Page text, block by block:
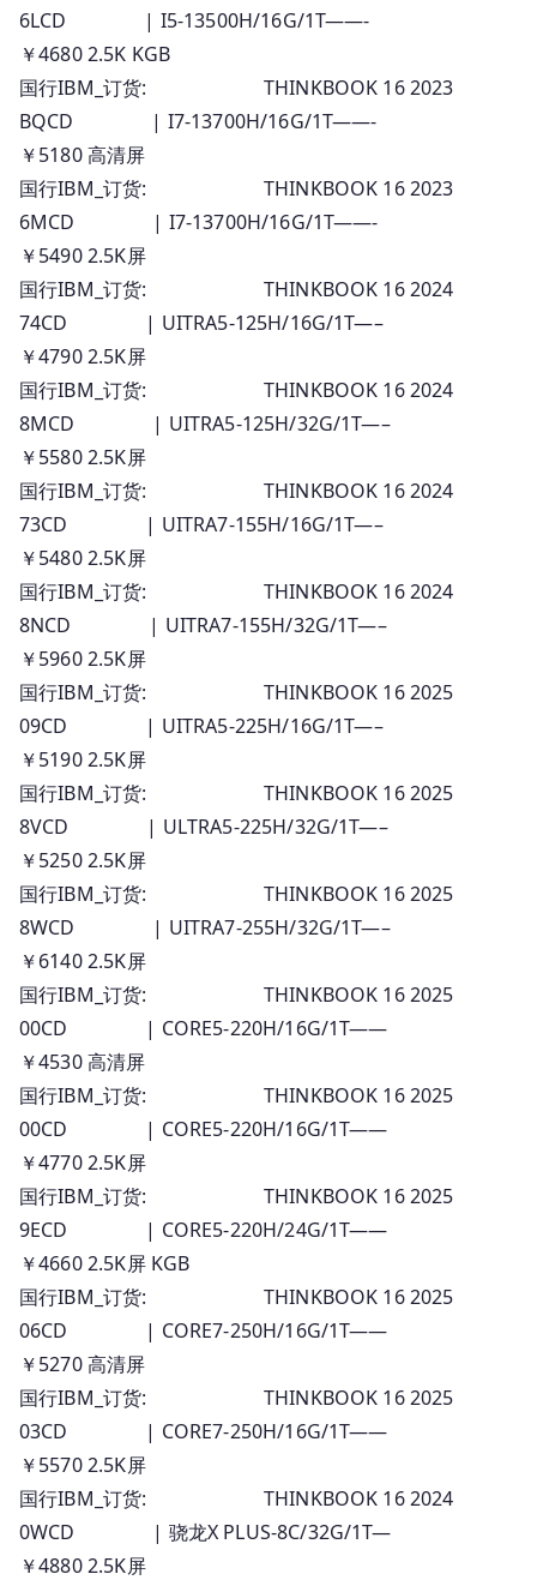
6LCD | I5-13500H/16G/1T——-
￥4680 2.5K KGB
国行IBM_订货: THINKBOOK 16 2023
BQCD | I7-13700H/16G/1T——-
￥5180 高清屏
国行IBM_订货: THINKBOOK 16 2023
6MCD | I7-13700H/16G/1T——-
￥5490 2.5K屏
国行IBM_订货: THINKBOOK 16 2024
74CD | UITRA5-125H/16G/1T—–
￥4790 2.5K屏
国行IBM_订货: THINKBOOK 16 2024
8MCD | UITRA5-125H/32G/1T—–
￥5580 2.5K屏
国行IBM_订货: THINKBOOK 16 2024
73CD | UITRA7-155H/16G/1T—–
￥5480 2.5K屏
国行IBM_订货: THINKBOOK 16 2024
8NCD | UITRA7-155H/32G/1T—–
￥5960 2.5K屏
国行IBM_订货: THINKBOOK 16 2025
09CD | UITRA5-225H/16G/1T—–
￥5190 2.5K屏
国行IBM_订货: THINKBOOK 16 2025
8VCD | ULTRA5-225H/32G/1T—–
￥5250 2.5K屏
国行IBM_订货: THINKBOOK 16 2025
8WCD | UITRA7-255H/32G/1T—–
￥6140 2.5K屏
国行IBM_订货: THINKBOOK 16 2025
00CD | CORE5-220H/16G/1T——
￥4530 高清屏
国行IBM_订货: THINKBOOK 16 2025
00CD | CORE5-220H/16G/1T——
￥4770 2.5K屏
国行IBM_订货: THINKBOOK 16 2025
9ECD | CORE5-220H/24G/1T——
￥4660 2.5K屏 KGB
国行IBM_订货: THINKBOOK 16 2025
06CD | CORE7-250H/16G/1T——
￥5270 高清屏
国行IBM_订货: THINKBOOK 16 2025
03CD | CORE7-250H/16G/1T——
￥5570 2.5K屏
国行IBM_订货: THINKBOOK 16 2024
0WCD | 骁龙X PLUS-8C/32G/1T—
￥4880 2.5K屏